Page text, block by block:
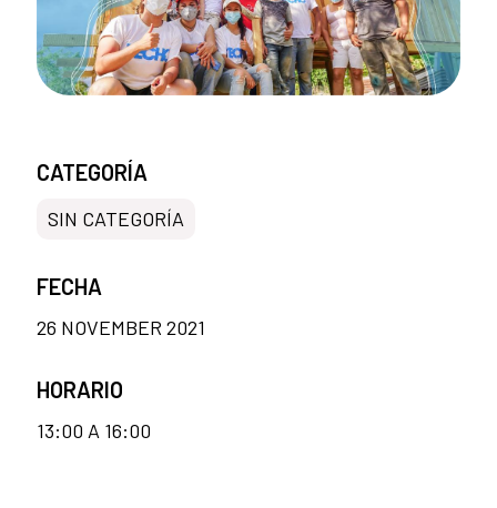
CATEGORÍA
SIN CATEGORÍA
FECHA
26 NOVEMBER 2021
HORARIO
13:00 A 16:00